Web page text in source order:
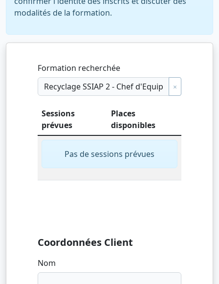
modalités de la formation.
Formation recherchée
×
Sessions
prévues
Places
disponibles
Pas de sessions prévues
Coordonnées Client
Nom